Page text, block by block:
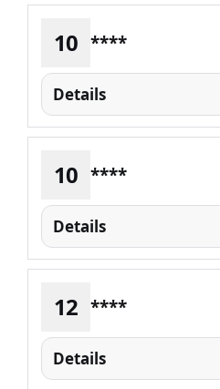
10 ****
Details
10 ****
Details
12 ****
Details